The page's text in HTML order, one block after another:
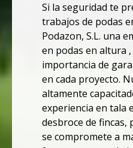
Si la seguridad te
trabajos de podas
Podazon, S.L. una
en podas en altura
importancia de
en cada proyecto.
altamente
experiencia en tala
desbroce de fincas,
se compromete a